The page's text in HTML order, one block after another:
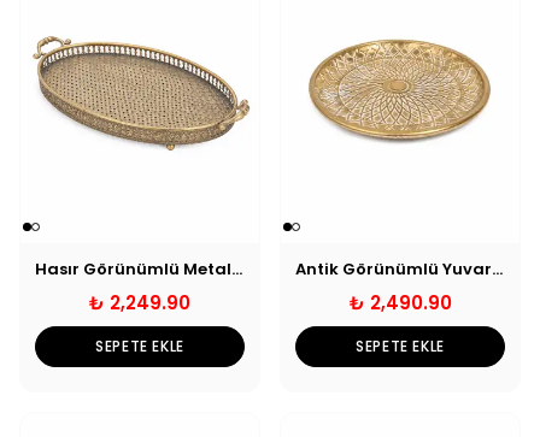
Hasır Görünümlü Metal Dekoratif Tepsi - Büyük
₺ 2,249.90
SEPETE EKLE
Antik Görünümlü Yuvarlak Dekoratif Tepsi - Büyük
₺ 2,490.90
SEPETE EKLE